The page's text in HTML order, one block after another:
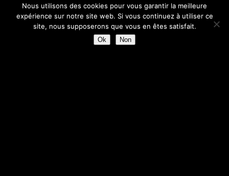
Nous utilisons des cookies pour vous garantir la meilleure
expérience sur notre site web. Si vous continuez à utiliser ce
site, nous supposerons que vous en êtes satisfait.
Ok Non